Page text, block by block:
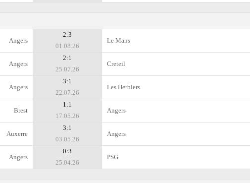
Angers
2:3
01.08.26
Le Mans
Angers
2:1
25.07.26
Creteil
Angers
3:1
22.07.26
Les Herbiers
Brest
1:1
17.05.26
Angers
Auxerre
3:1
03.05.26
Angers
Angers
0:3
25.04.26
PSG